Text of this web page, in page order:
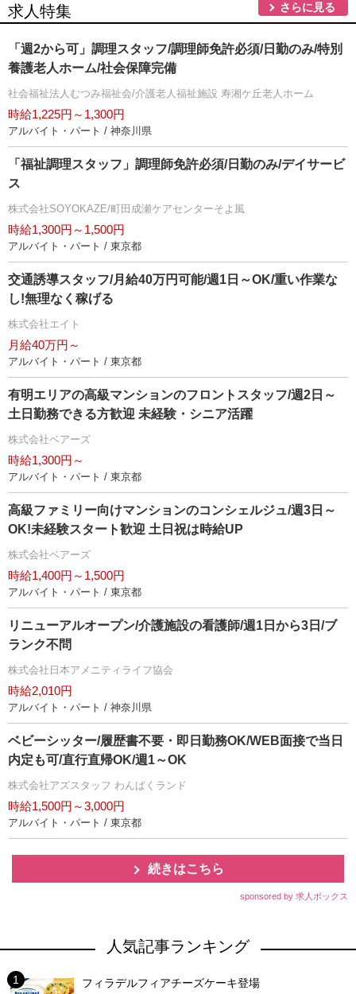
求人特集 さらに見る
「週2から可」調理スタッフ/調理師免許必須/日勤のみ/特別
養護老人ホーム/社会保障完備
社会福祉法人むつみ福祉会/介護老人福祉施設 寿湘ケ丘老人ホーム
時給1,225円～1,300円
アルバイト・パート / 神奈川県
「福祉調理スタッフ」調理師免許必須/日勤のみ/デイサービ
ス
株式会社SOYOKAZE/町田成瀬ケアセンターそよ風
時給1,300円～1,500円
アルバイト・パート / 東京都
交通誘導スタッフ/月給40万円可能/週1日～OK/重い作業な
し!無理なく稼げる
株式会社エイト
月給40万円～
アルバイト・パート / 東京都
有明エリアの⾼級マンションのフロントスタッフ/週2日～
土日勤務できる方歓迎 未経験・シニア活躍
株式会社ベアーズ
時給1,300円～
アルバイト・パート / 東京都
高級ファミリー向けマンションのコンシェルジュ/週3日～
OK!未経験スタート歓迎 土日祝は時給UP
株式会社ベアーズ
時給1,400円～1,500円
アルバイト・パート / 東京都
リニューアルオープン/介護施設の看護師/週1日から3日/ブ
ランク不問
株式会社日本アメニティライフ協会
時給2,010円
アルバイト・パート / 神奈川県
ベビーシッター/履歴書不要・即日勤務OK/WEB面接で当日
内定も可/直行直帰OK/週1～OK
株式会社アズスタッフ わんぱくランド
時給1,500円～3,000円
アルバイト・パート / 東京都
続きはこちら
sponsored by 求人ボックス
人気記事ランキング
フィラデルフィアチーズケーキ登場